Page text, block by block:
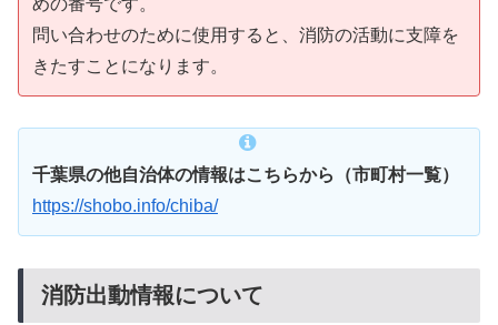
問い合わせのために使用すると、消防の活動に支障を
きたすことになります。
千葉県の他自治体の情報はこちらから（市町村一覧）
https://shobo.info/chiba/
消防出動情報について